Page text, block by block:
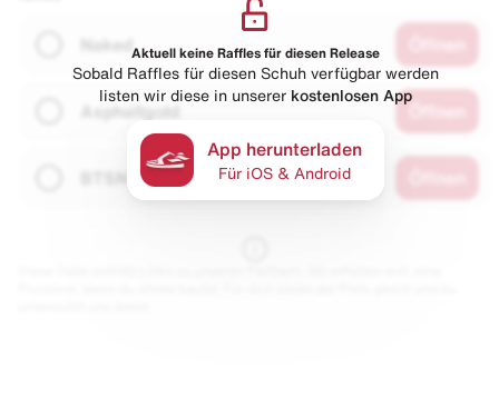
Naked
Asphaltgold
Aktuell keine Raffles für diesen Release
Sobald Raffles für diesen Schuh verfügbar werden
listen wir diese in unserer kostenlosen App
App herunterladen
Für iOS & Android